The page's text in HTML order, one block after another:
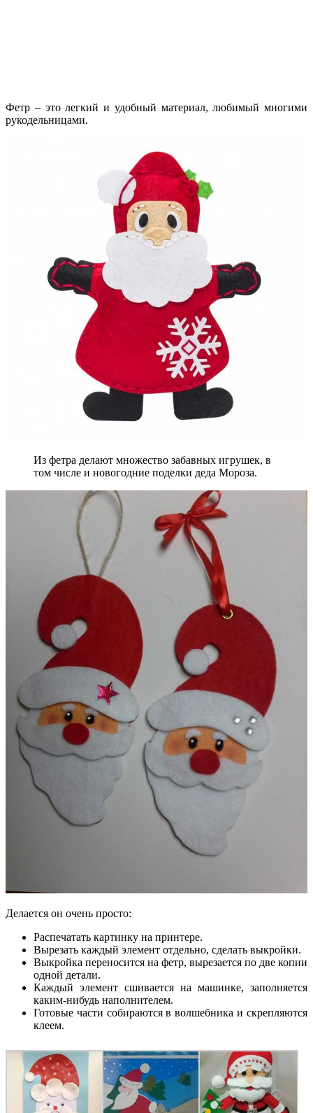
Фетр – это легкий и удобный материал, любимый многими
рукодельницами.
Из фетра делают множество забавных игрушек, в
том числе и новогодние поделки деда Мороза.
Делается он очень просто:
Распечатать картинку на принтере.
Вырезать каждый элемент отдельно, сделать выкройки.
Выкройка переносится на фетр, вырезается по две копии
одной детали.
Каждый элемент сшивается на машинке, заполняется
каким-нибудь наполнителем.
Готовые части собираются в волшебника и скрепляются
клеем.